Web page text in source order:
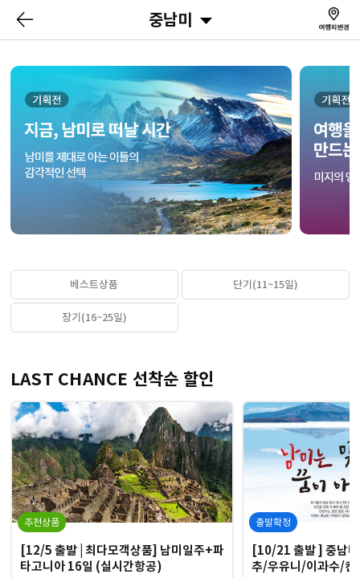
중남미
베스트상품 단기(11~15일)
장기(16~25일)
LAST CHANCE 선착순 할인
추천상품
[12/5 출발 | 최다모객상품] 남미일주+파
타고니아 16일 (실시간항공)
출발확정
[10/21 출발 ] 중남
추/우유니/이과수/칸